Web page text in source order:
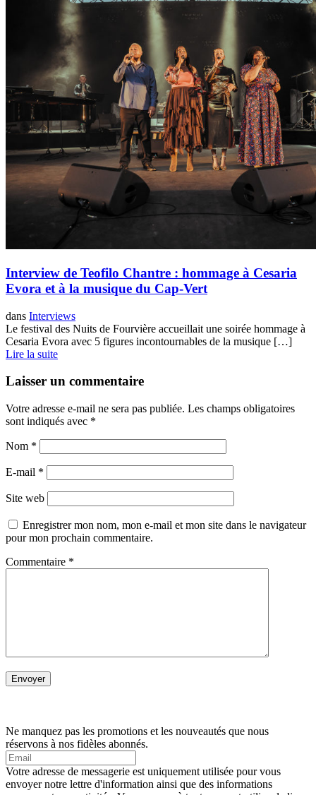
Interview de Teofilo Chantre : hommage à Cesaria
Evora et à la musique du Cap-Vert
dans Interviews
Le festival des Nuits de Fourvière accueillait une soirée hommage à
Cesaria Evora avec 5 figures incontournables de la musique […]
Lire la suite
Laisser un commentaire
Votre adresse e-mail ne sera pas publiée. Les champs obligatoires
sont indiqués avec *
Nom *
E-mail *
Site web
Enregistrer mon nom, mon e-mail et mon site dans le navigateur
pour mon prochain commentaire.
Commentaire *
Ne manquez pas les promotions et les nouveautés que nous
réservons à nos fidèles abonnés.
Votre adresse de messagerie est uniquement utilisée pour vous
envoyer notre lettre d'information ainsi que des informations